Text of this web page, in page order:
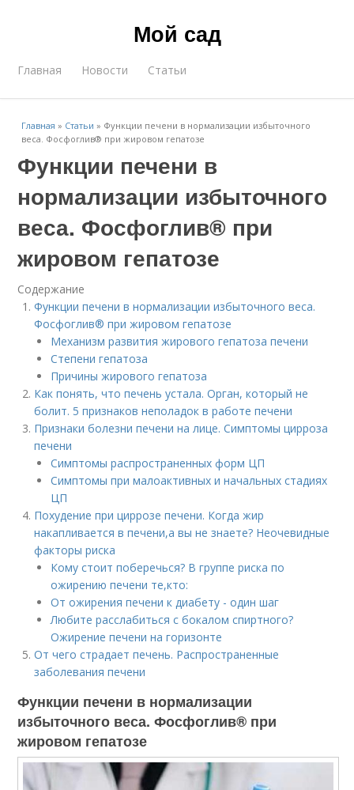
Мой сад
Главная Новости Статьи
Главная » Статьи » Функции печени в нормализации избыточного
веса. Фосфоглив® при жировом гепатозе
Функции печени в
нормализации избыточного
веса. Фосфоглив® при
жировом гепатозе
Содержание
Функции печени в нормализации избыточного веса.
Фосфоглив® при жировом гепатозе
Механизм развития жирового гепатоза печени
Степени гепатоза
Причины жирового гепатоза
Как понять, что печень устала. Орган, который не
болит. 5 признаков неполадок в работе печени
Признаки болезни печени на лице. Симптомы цирроза
печени
Симптомы распространенных форм ЦП
Симптомы при малоактивных и начальных стадиях
ЦП
Похудение при циррозе печени. Когда жир
накапливается в печени,а вы не знаете? Неочевидные
факторы риска
Кому стоит поберечься? В группе риска по
ожирению печени те,кто:
От ожирения печени к диабету - один шаг
Любите расслабиться с бокалом спиртного?
Ожирение печени на горизонте
От чего страдает печень. Распространенные
заболевания печени
Функции печени в нормализации
избыточного веса. Фосфоглив® при
жировом гепатозе